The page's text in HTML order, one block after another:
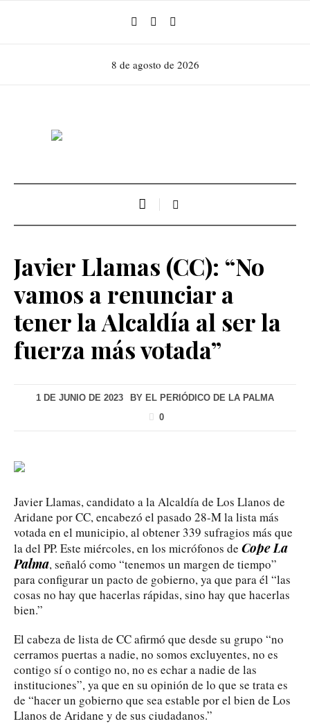
8 de agosto de 2026
Javier Llamas (CC): “No
vamos a renunciar a
tener la Alcaldía al ser la
fuerza más votada”
1 DE JUNIO DE 2023 BY EL PERIÓDICO DE LA PALMA
0
Javier Llamas, candidato a la Alcaldía de Los Llanos de
Aridane por CC, encabezó el pasado 28-M la lista más
votada en el municipio, al obtener 339 sufragios más que
la del PP. Este miércoles, en los micrófonos de Cope La
Palma, señaló como “tenemos un margen de tiempo”
para configurar un pacto de gobierno, ya que para él “las
cosas no hay que hacerlas rápidas, sino hay que hacerlas
bien.”
El cabeza de lista de CC afirmó que desde su grupo “no
cerramos puertas a nadie, no somos excluyentes, no es
contigo sí o contigo no, no es echar a nadie de las
instituciones”, ya que en su opinión de lo que se trata es
de “hacer un gobierno que sea estable por el bien de Los
Llanos de Aridane y de sus ciudadanos.”